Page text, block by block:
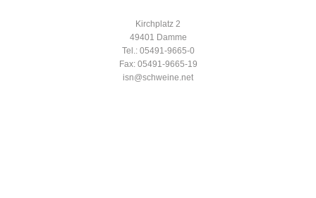
Kirchplatz 2
49401 Damme
Tel.: 05491-9665-0
Fax: 05491-9665-19
isn@schweine.net